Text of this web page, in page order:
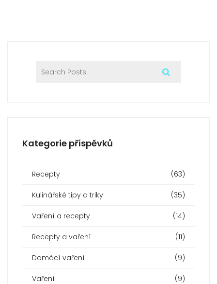
Kategorie příspěvků
Recepty (63)
Kulinářské tipy a triky (35)
Vaření a recepty (14)
Recepty a vaření (11)
Domácí vaření (9)
Vaření (9)